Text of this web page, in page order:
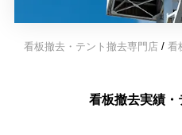
看板撤去・テント撤去専門店 / 看
看板撤去実績